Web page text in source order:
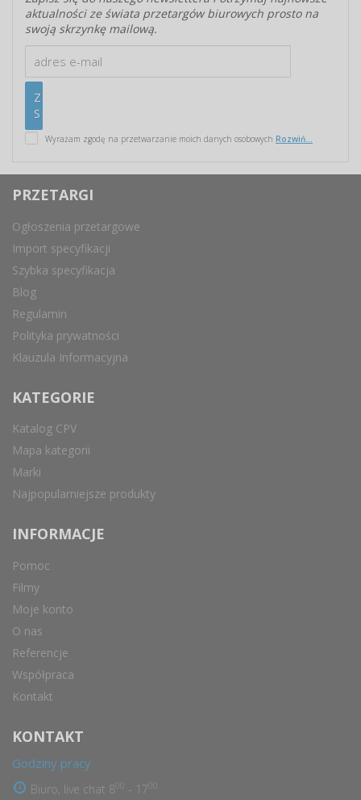
aktualności ze świata przetargów biurowych prosto na
swoją skrzynkę mailową.
Wyrażam zgodę na przetwarzanie moich danych osobowych Rozwiń...
PRZETARGI
Ogłoszenia przetargowe
Import specyfikacji
Szybka specyfikacja
Blog
Regulamin
Polityka prywatności
Klauzula Informacyjna
KATEGORIE
Katalog CPV
Mapa kategorii
Marki
Najpopularniejsze produkty
INFORMACJE
Pomoc
Filmy
Moje konto
O nas
Referencje
Współpraca
Kontakt
KONTAKT
Godziny pracy
Biuro, live chat 8 - 17